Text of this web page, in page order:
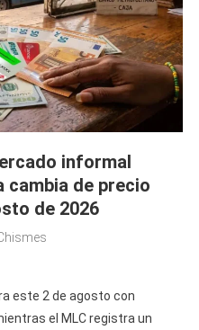
informal
cambia de precio
de 2026
este 2 de agosto con
el MLC registra un